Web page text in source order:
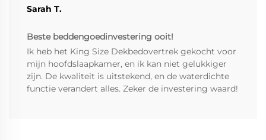
Sarah T.
Beste beddengoedinvestering ooit!
Ik heb het King Size Dekbedovertrek gekocht voor
mijn hoofdslaapkamer, en ik kan niet gelukkiger
zijn. De kwaliteit is uitstekend, en de waterdichte
functie verandert alles. Zeker de investering waard!